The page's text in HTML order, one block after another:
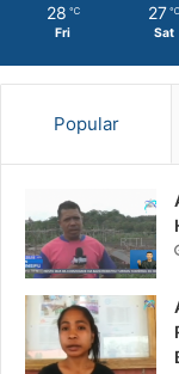
28 ℃
Fri
27 ℃
Sat
Popular